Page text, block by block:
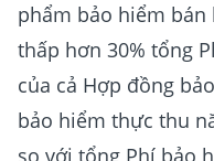
phẩm bảo hiểm
thấp hơn 30% tổng
của cả Hợp đồng
bảo hiểm thực thu
so với tổng Phí bảo